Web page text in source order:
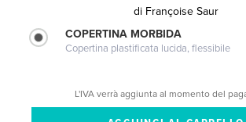
di Françoise Saur
COPERTINA MORBIDA
Copertina plastificata lucida, flessibile
L'IVA verrà aggiunta al momento del